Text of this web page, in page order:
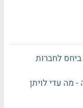
לחברות
שלה - מה עדי לויתן